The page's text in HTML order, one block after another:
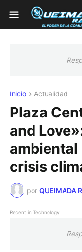
Inicio Actualidad
Plaza
and
ambiental
crisis
por QUEIMADA
Recent in Technology